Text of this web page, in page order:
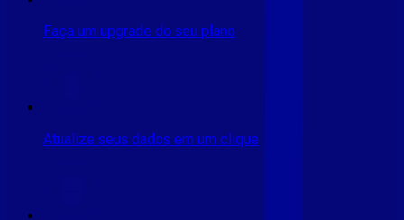
Faça um upgrade do seu plano
Atualize seus dados em um clique